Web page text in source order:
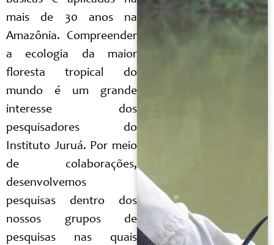
mais de 30 anos na
Amazônia. Compreender
a ecologia da maior
floresta tropical do
mundo é um grande
interesse dos
pesquisadores do
Instituto Juruá. Por meio
de colaborações,
desenvolvemos
pesquisas dentro dos
nossos grupos de
pesquisas nas quais